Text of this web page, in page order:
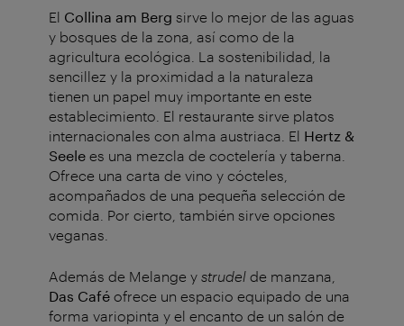
El Collina am Berg sirve lo mejor de las aguas
y bosques de la zona, así como de la
agricultura ecológica. La sostenibilidad, la
sencillez y la proximidad a la naturaleza
tienen un papel muy importante en este
establecimiento. El restaurante sirve platos
internacionales con alma austriaca. El Hertz &
Seele es una mezcla de coctelería y taberna.
Ofrece una carta de vino y cócteles,
acompañados de una pequeña selección de
comida. Por cierto, también sirve opciones
veganas.
Además de Melange y strudel de manzana,
Das Café ofrece un espacio equipado de una
forma variopinta y el encanto de un salón de